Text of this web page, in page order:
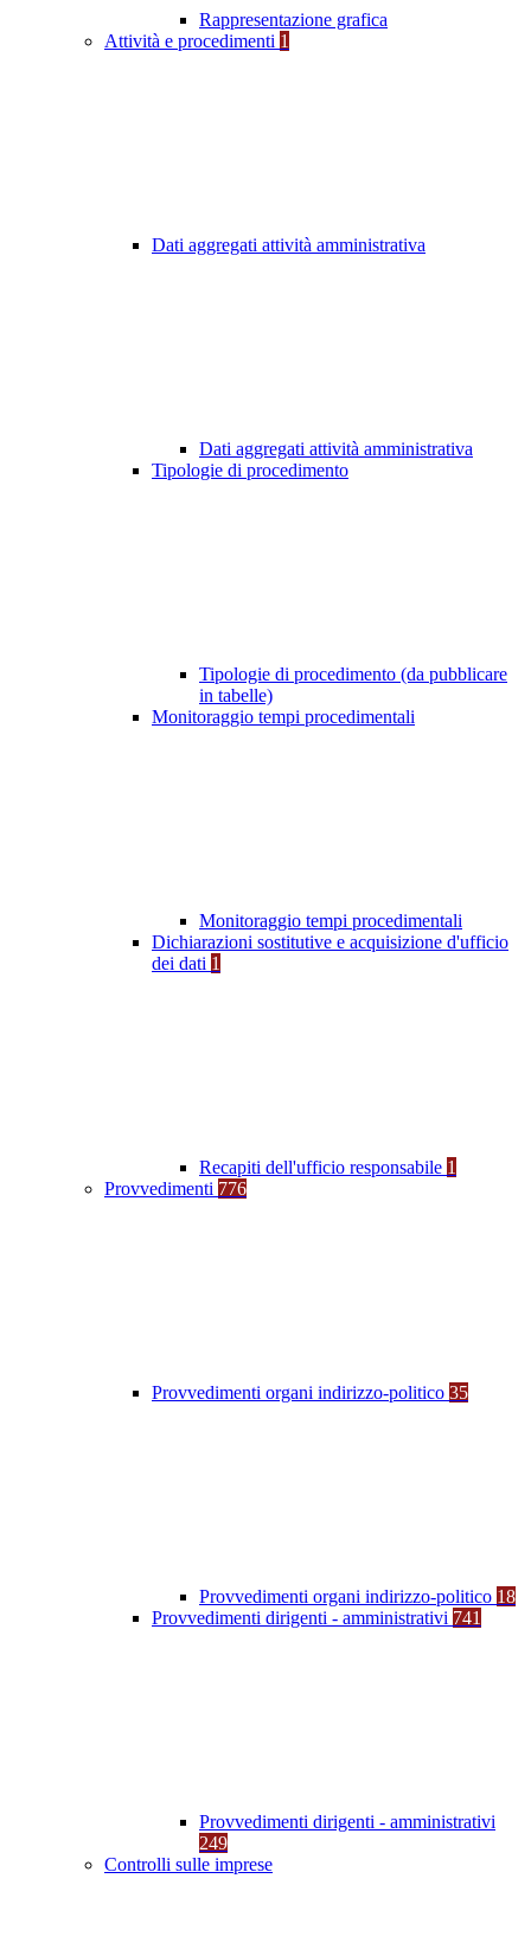
Rappresentazione grafica
Attività e procedimenti 1
Dati aggregati attività amministrativa
Dati aggregati attività amministrativa
Tipologie di procedimento
Tipologie di procedimento (da pubblicare
in tabelle)
Monitoraggio tempi procedimentali
Monitoraggio tempi procedimentali
Dichiarazioni sostitutive e acquisizione d'ufficio
dei dati 1
Recapiti dell'ufficio responsabile 1
Provvedimenti 776
Provvedimenti organi indirizzo-politico 35
Provvedimenti organi indirizzo-politico 18
Provvedimenti dirigenti - amministrativi 741
Provvedimenti dirigenti - amministrativi
249
Controlli sulle imprese